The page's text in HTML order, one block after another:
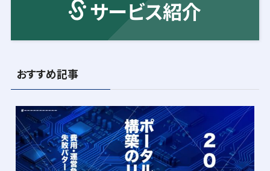
サービス紹介
おすすめ記事